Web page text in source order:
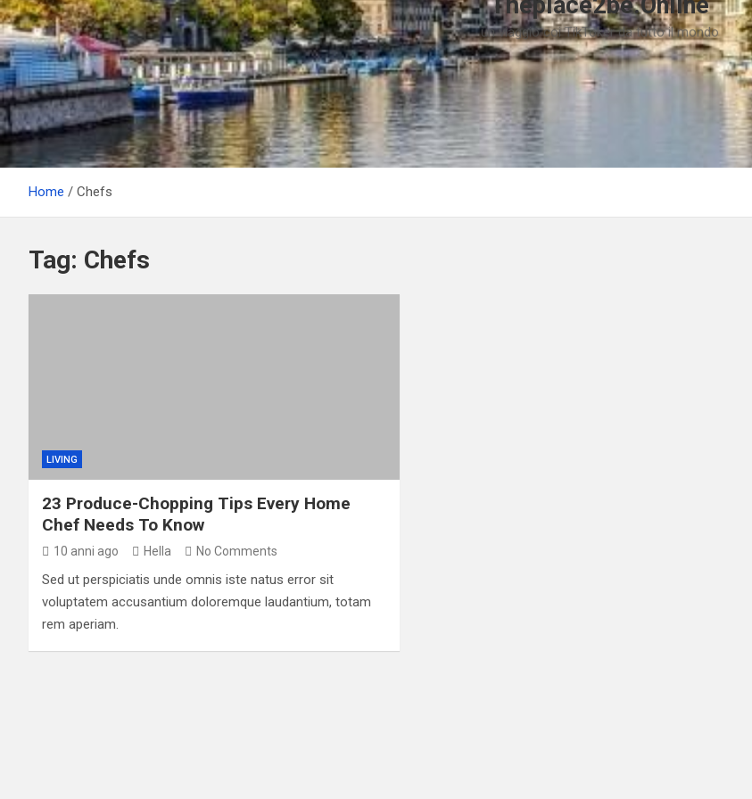
un viaggio coi TikToker da tutto il mondo
Home Chefs
Tag: Chefs
LIVING
23 Produce-Chopping Tips Every Home
Chef Needs To Know
10 anni ago Hella No Comments
Sed ut perspiciatis unde omnis iste natus error sit
voluptatem accusantium doloremque laudantium, totam
rem aperiam.